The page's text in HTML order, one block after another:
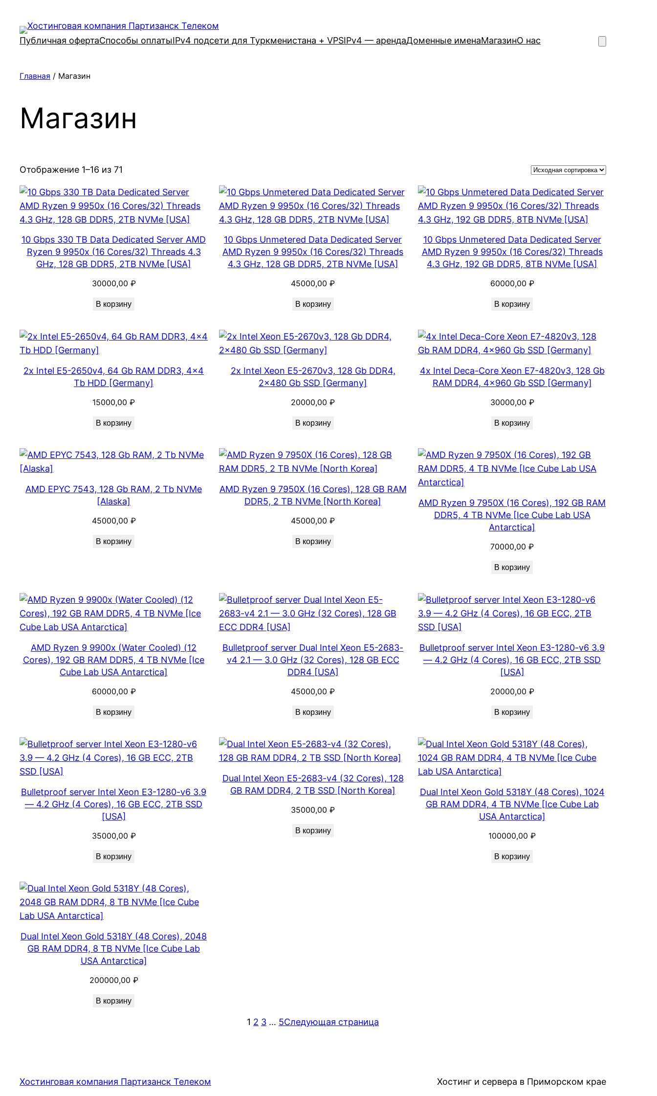
содержимому
Публичная офертаСпособы оплатыIPv4 подсети для Туркменистана + VPSIPv4 — арендаДоменные именаМагазинО нас
Главная / Магазин
Магазин
Отображение 1–16 из 71
10 Gbps 330 TB Data Dedicated Server AMD
Ryzen 9 9950x (16 Cores/32) Threads 4.3
GHz, 128 GB DDR5, 2TB NVMe [USA]
30000,00 ₽
В корзину
10 Gbps Unmetered Data Dedicated Server
AMD Ryzen 9 9950x (16 Cores/32) Threads
4.3 GHz, 128 GB DDR5, 2TB NVMe [USA]
45000,00 ₽
В корзину
10 Gbps Unmetered Data Dedicated Server
AMD Ryzen 9 9950x (16 Cores/32) Threads
4.3 GHz, 192 GB DDR5, 8TB NVMe [USA]
60000,00 ₽
В корзину
2x Intel E5-2650v4, 64 Gb RAM DDR3, 4×4
Tb HDD [Germany]
15000,00 ₽
В корзину
2x Intel Xeon E5-2670v3, 128 Gb DDR4,
2×480 Gb SSD [Germany]
20000,00 ₽
В корзину
4x Intel Deca-Core Xeon E7-4820v3, 128 Gb
RAM DDR4, 4×960 Gb SSD [Germany]
30000,00 ₽
В корзину
AMD EPYC 7543, 128 Gb RAM, 2 Tb NVMe
[Alaska]
45000,00 ₽
В корзину
AMD Ryzen 9 7950X (16 Cores), 128 GB RAM
DDR5, 2 TB NVMe [North Korea]
45000,00 ₽
В корзину
AMD Ryzen 9 7950X (16 Cores), 192 GB RAM
DDR5, 4 TB NVMe [Ice Cube Lab USA
Antarctica]
70000,00 ₽
В корзину
AMD Ryzen 9 9900x (Water Cooled) (12
Cores), 192 GB RAM DDR5, 4 TB NVMe [Ice
Cube Lab USA Antarctica]
60000,00 ₽
В корзину
Bulletproof server Dual Intel Xeon E5-2683-
v4 2.1 — 3.0 GHz (32 Cores), 128 GB ECC
DDR4 [USA]
45000,00 ₽
В корзину
Bulletproof server Intel Xeon E3-1280-v6 3.9
— 4.2 GHz (4 Cores), 16 GB ECC, 2TB SSD
[USA]
20000,00 ₽
В корзину
Bulletproof server Intel Xeon E3-1280-v6 3.9
— 4.2 GHz (4 Cores), 16 GB ECC, 2TB SSD
[USA]
35000,00 ₽
В корзину
Dual Intel Xeon E5-2683-v4 (32 Cores), 128
GB RAM DDR4, 2 TB SSD [North Korea]
35000,00 ₽
В корзину
Dual Intel Xeon Gold 5318Y (48 Cores), 1024
GB RAM DDR4, 4 TB NVMe [Ice Cube Lab
USA Antarctica]
100000,00 ₽
В корзину
Dual Intel Xeon Gold 5318Y (48 Cores), 2048
GB RAM DDR4, 8 TB NVMe [Ice Cube Lab
USA Antarctica]
200000,00 ₽
В корзину
1 2 3 … 5Следующая страница
Хостинговая компания Партизанск Телеком Хостинг и сервера в Приморском крае